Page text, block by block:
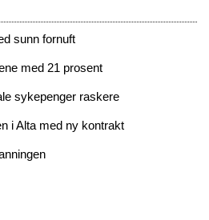
sunn fornuft
med 21 prosent
sykepenger raskere
i Alta med ny kontrakt